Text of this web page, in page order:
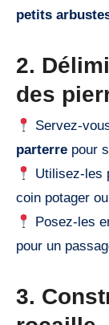
petits
2.
des
Servez-
parterre pour
Utilisez-les
coin potager
Posez-les
pour un
3.